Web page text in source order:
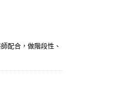
配合，做階段性、